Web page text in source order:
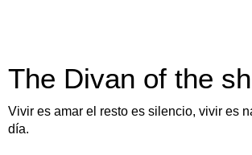
The Divan of the
Vivir es amar el resto es silencio, vivir es
día.